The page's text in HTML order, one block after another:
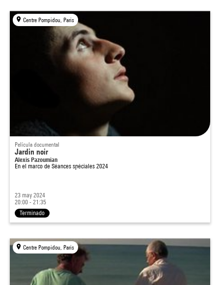
Centre Pompidou, Paris
Película documental
Jardin noir
Alexis Pazoumian
En el marco de Séances spéciales 2024
23 may 2024
20:00 - 21:35
Terminado
Centre Pompidou, Paris